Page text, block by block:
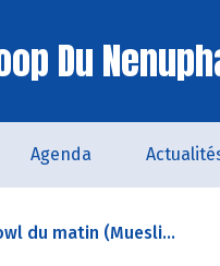
Du
Agenda
du matin (Muesli...